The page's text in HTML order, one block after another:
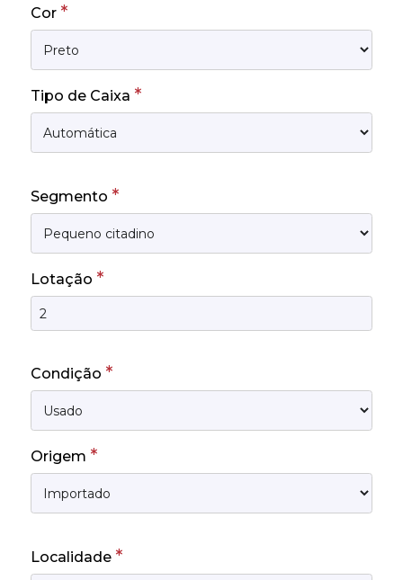
Cor *
Tipo de Caixa *
Segmento *
Lotação *
Condição *
Origem *
Localidade *